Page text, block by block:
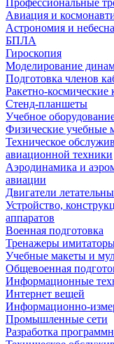
Профессиональные
Авиация и
Астрономия и
БПЛА
Гироскопия
Моделирование
Подготовка членов
Ракетно-космические
Стенд-планшеты
Учебное
Физические учебные
Техническое
авиационной техники
Аэродинамика и
авиации
Двигатели
Устройство,
аппаратов
Военная подготовка
Тренажеры
Учебные макеты и
Общевоенная
Информационные
Интернет вещей
Информационно-
Промышленные сети
Разработка